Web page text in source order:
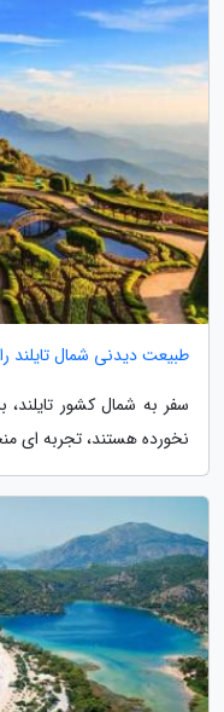
طبیعت دیدنی شمال تایلند
سفر به شمال کشور
نخورده هستند، تجربه ای